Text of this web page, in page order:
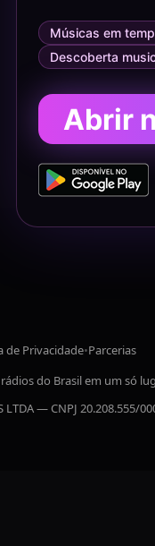
Músicas em
Descoberta
Abrir
de Privacidade•Parcerias
do Brasil em um só
LTDA — CNPJ 20.208.555/